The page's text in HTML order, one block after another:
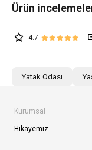
4.7
Yatak Odası
Kurumsal
Hikayemiz